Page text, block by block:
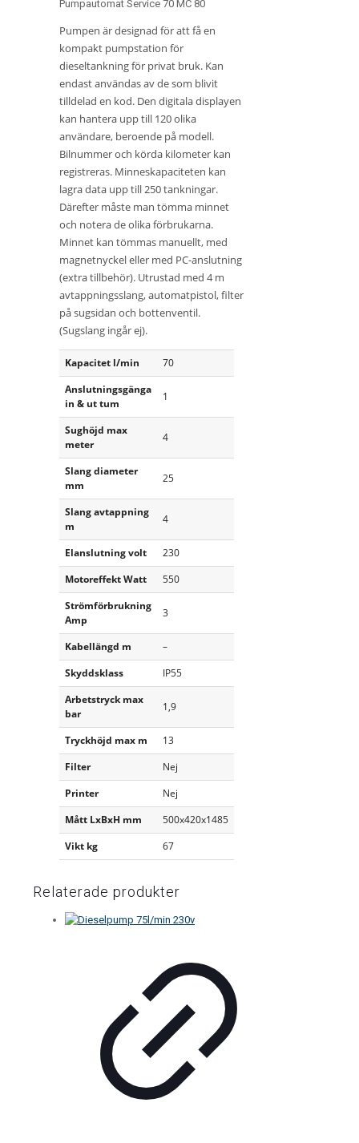
Pumpautomat Service 70 MC 80
Pumpen är designad för att få en
kompakt pumpstation för
dieseltankning för privat bruk. Kan
endast användas av de som blivit
tilldelad en kod. Den digitala displayen
kan hantera upp till 120 olika
användare, beroende på modell.
Bilnummer och körda kilometer kan
registreras. Minneskapaciteten kan
lagra data upp till 250 tankningar.
Därefter måste man tömma minnet
och notera de olika förbrukarna.
Minnet kan tömmas manuellt, med
magnetnyckel eller med PC-anslutning
(extra tillbehör). Utrustad med 4 m
avtappningsslang, automatpistol, filter
på sugsidan och bottenventil.
(Sugslang ingår ej).
Kapacitet l/min
70
Anslutningsgänga
in & ut tum
1
Sughöjd max
meter
4
Slang diameter
mm
25
Slang avtappning
m
4
Elanslutning volt
230
Motoreffekt Watt
550
Strömförbrukning
Amp
3
Kabellängd m
–
Skyddsklass
IP55
Arbetstryck max
bar
1,9
Tryckhöjd max m
13
Filter
Nej
Printer
Nej
Mått LxBxH mm
500x420x1485
Vikt kg
67
Relaterade produkter